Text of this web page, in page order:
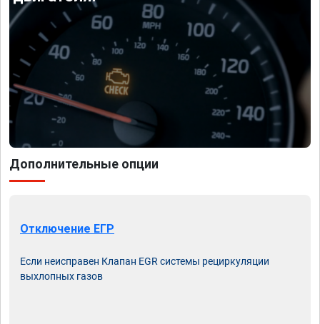
Дополнительные опции
Отключение ЕГР
Если неисправен Клапан EGR системы рециркуляции
выхлопных газов